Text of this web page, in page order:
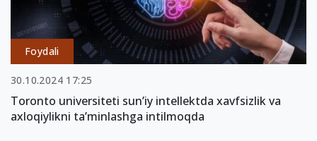
Foydali
30.10.2024 17:25
Toronto universiteti sun’iy intellektda xavfsizlik va
axloqiylikni ta’minlashga intilmoqda